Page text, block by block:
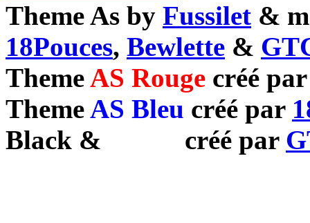
Theme As by Fussilet &
18Pouces, Bewlette &
ThemeAS Rouge créé
ThemeAS Bleu créé par
Black & créé par